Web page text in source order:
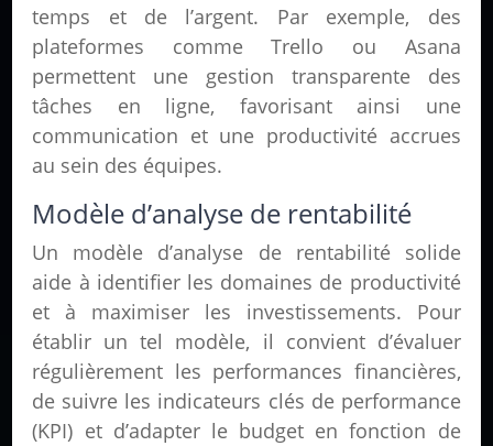
temps et de l’argent. Par exemple, des
plateformes comme Trello ou Asana
permettent une gestion transparente des
tâches en ligne, favorisant ainsi une
communication et une productivité accrues
au sein des équipes.
Modèle d’analyse de rentabilité
Un modèle d’analyse de rentabilité solide
aide à identifier les domaines de productivité
et à maximiser les investissements. Pour
établir un tel modèle, il convient d’évaluer
régulièrement les performances financières,
de suivre les indicateurs clés de performance
(KPI) et d’adapter le budget en fonction de